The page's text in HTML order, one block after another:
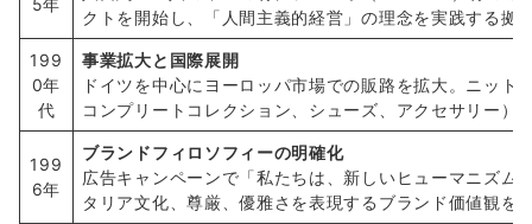
5年
クトを開始し、「人間主義的経営」の理念を実践する拠
199
0年
代
事業拡大と国際展開
ドイツを中心にヨーロッパ市場での販路を拡大。ニッ
コンプリートコレクション、シューズ、アクセサリー）
199
6年
ブランドフィロソフィーの明確化
広告キャンペーンで「私たちは、新しいヒューマニズム
タリア文化、尊厳、優雅さを表現するブランド価値観を